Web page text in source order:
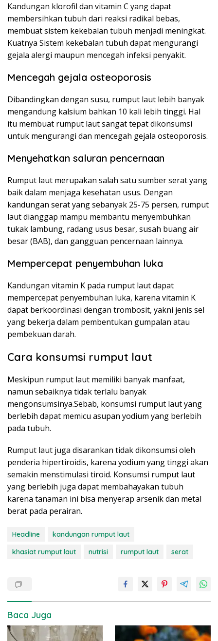
Kandungan klorofil dan vitamin C yang dapat
membersihkan tubuh dari reaksi radikal bebas,
membuat sistem kekebalan tubuh menjadi meningkat.
Kuatnya Sistem kekebalan tubuh dapat mengurangi
gejala alergi maupun mencegah infeksi penyakit.
Mencegah gejala osteoporosis
Dibandingkan dengan susu, rumput laut lebih banyak
mengandung kalsium bahkan 10 kali lebih tinggi. Hal
itu membuat rumput laut sangat tepat dikonsumsi
untuk mengurangi dan mencegah gejala osteoporosis.
Menyehatkan saluran pencernaan
Rumput laut merupakan salah satu sumber serat yang
baik dalam menjaga kesehatan usus. Dengan
kandungan serat yang sebanyak 25-75 persen, rumput
laut dianggap mampu membantu menyembuhkan
tukak lambung, radang usus besar, susah buang air
besar (BAB), dan gangguan pencernaan lainnya.
Mempercepat penyembuhan luka
Kandungan vitamin K pada rumput laut dapat
mempercepat penyembuhan luka, karena vitamin K
dapat berkoordinasi dengan trombosit, yakni jenis sel
yang bekerja dalam pembentukan gumpalan atau
pembekuan darah.
Cara konsumsi rumput laut
Meskipun rumput laut memiliki banyak manfaat,
namun sebaiknya tidak terlalu banyak
mengonsumsinya.Sebab, konsumsi rumput laut yang
berlebih dapat memicu asupan yodium yang berlebih
pada tubuh.
Rumput laut juga disarankan tidak dikonsumsi oleh
penderia hipertiroidis, karena yodium yang tinggi akan
semakin menstimulasi tiroid. Konsumsi rumput laut
yang berlebih juga dapat membahayakan tubuh
karena tanaman ini bisa menyerap arsenik dan metal
berat pada perairan.
Headline
kandungan rumput laut
khasiat rumput laut
nutrisi rumput laut serat
Baca Juga